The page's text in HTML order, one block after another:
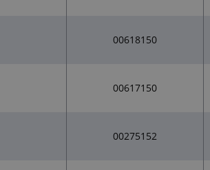
00618150
00617150
00275152